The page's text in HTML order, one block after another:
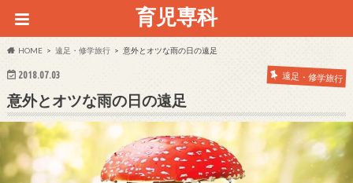
育児専科
HOME 遠足・修学旅行 意外とオツな雨の日の遠足
2018.07.03 遠足・修学旅行
意外とオツな雨の日の遠足